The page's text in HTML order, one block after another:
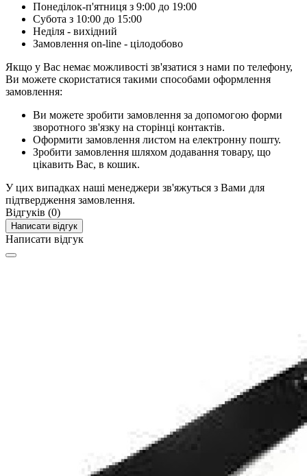
Понеділок-п'ятниця з 9:00 до 19:00
Субота з 10:00 до 15:00
Неділя - вихідний
Замовлення on-line - цілодобово
Якщо у Вас немає можливості зв'язатися з нами по телефону,
Ви можете скористатися такими способами оформлення
замовлення:
Ви можете зробити замовлення за допомогою форми
зворотного зв'язку на сторінці контактів.
Оформити замовлення листом на електронну пошту.
Зробити замовлення шляхом додавання товару, що
цікавить Вас, в кошик.
У цих випадках наші менеджери зв'яжуться з Вами для
підтвердження замовлення.
Відгуків (0)
Написати відгук
Написати відгук